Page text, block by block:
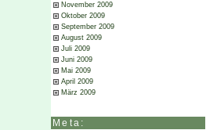
November 2009
Oktober 2009
September 2009
August 2009
Juli 2009
Juni 2009
Mai 2009
April 2009
März 2009
Meta: